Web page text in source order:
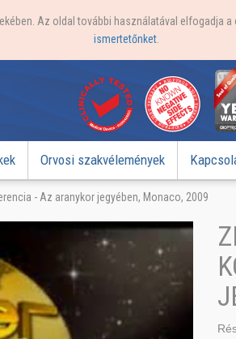
Az oldal további használatával elfogadja
ismertetőnket.
Orvosi szakvélemények
- Az aranykor jegyében, Monaco, 2009